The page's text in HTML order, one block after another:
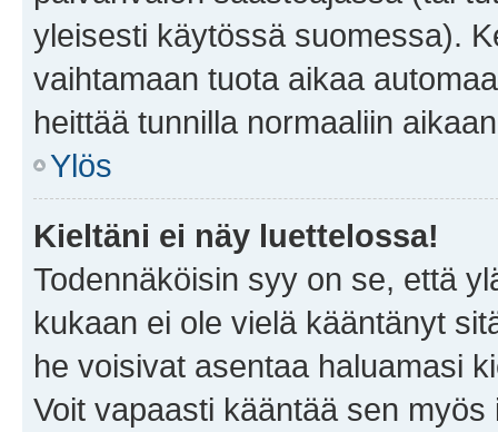
yleisesti käytössä suomessa).
vaihtamaan tuota aikaa
heittää tunnilla normaaliin
Ylös
Kieltäni ei näy luettelossa!
Todennäköisin syy on se, että
kukaan ei ole vielä kääntänyt
he voisivat asentaa haluamasi
Voit vapaasti kääntää sen